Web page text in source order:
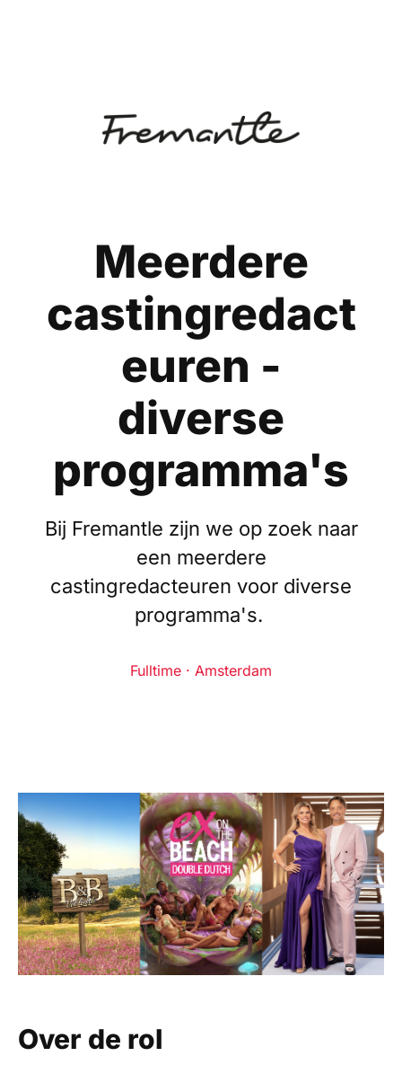
Meerdere
castingredact
euren -
diverse
programma's
Bij Fremantle zijn we op zoek naar
een meerdere
castingredacteuren voor diverse
programma's.
Fulltime · Amsterdam
Over de rol